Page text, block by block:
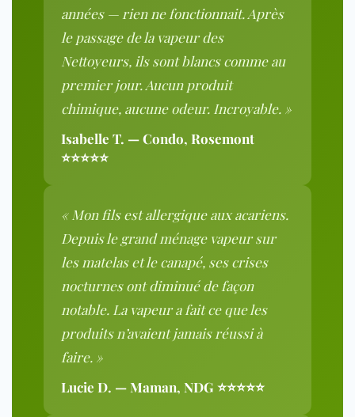
années — rien ne fonctionnait. Après
le passage de la vapeur des
Nettoyeurs, ils sont blancs comme au
premier jour. Aucun produit
chimique, aucune odeur. Incroyable. »
Isabelle T. — Condo, Rosemont
⭐⭐⭐⭐⭐
« Mon fils est allergique aux acariens.
Depuis le grand ménage vapeur sur
les matelas et le canapé, ses crises
nocturnes ont diminué de façon
notable. La vapeur a fait ce que les
produits n’avaient jamais réussi à
faire. »
Lucie D. — Maman, NDG ⭐⭐⭐⭐⭐